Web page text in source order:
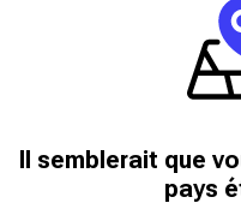
Se
Il semblerait que
pays